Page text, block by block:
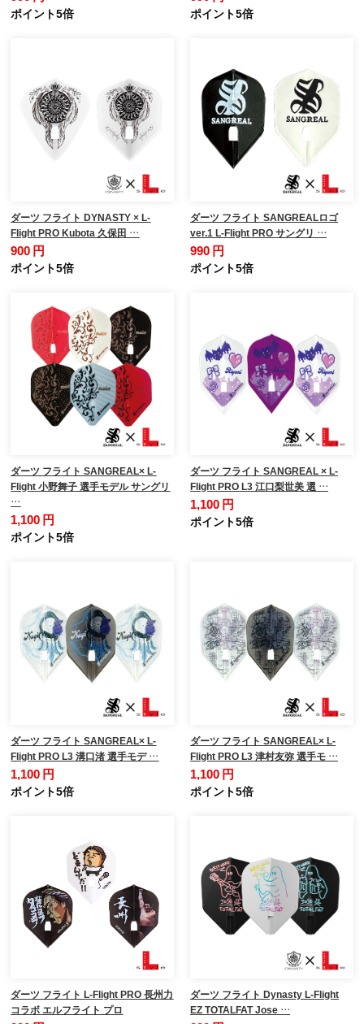
ポイント5倍 ポイント5倍
ダーツ フライト DYNASTY × L-
Flight PRO Kubota 久保田 …
900 円
ポイント5倍
ダーツ フライト SANGREALロゴ
ver.1 L-Flight PRO サングリ …
990 円
ポイント5倍
ダーツ フライト SANGREAL× L-
Flight 小野舞子 選手モデル サングリ
…
1,100 円
ポイント5倍
ダーツ フライト SANGREAL × L-
Flight PRO L3 江口梨世美 選 …
1,100 円
ポイント5倍
ダーツ フライト SANGREAL× L-
Flight PRO L3 溝口渚 選手モデ …
1,100 円
ポイント5倍
ダーツ フライト SANGREAL× L-
Flight PRO L3 津村友弥 選手モ …
1,100 円
ポイント5倍
ダーツ フライト L-Flight PRO 長州力
コラボ エルフライト プロ
ダーツ フライト Dynasty L-Flight
EZ TOTALFAT Jose …